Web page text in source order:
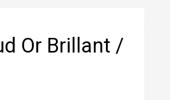
Or Brillant /